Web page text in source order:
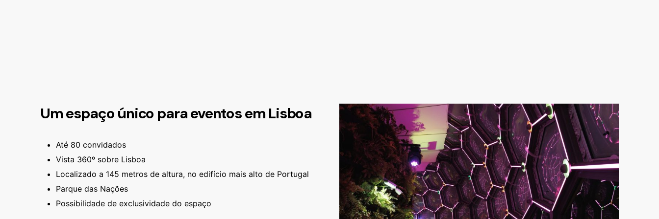
Um espaço único para eventos em Lisboa
Até 80 convidados
Vista 360º sobre Lisboa
Localizado a 145 metros de altura, no edifício mais alto de Portugal
Parque das Nações
Possibilidade de exclusividade do espaço